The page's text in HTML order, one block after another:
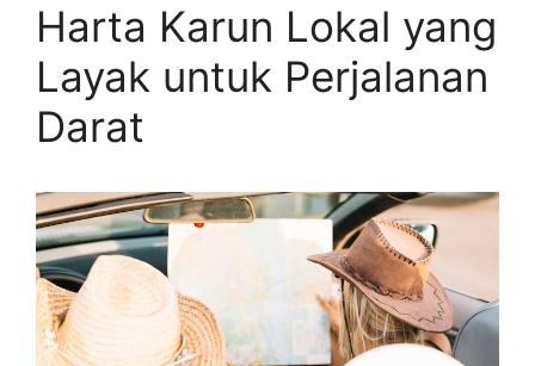
Harta Karun Lokal yang
Layak untuk Perjalanan
Darat